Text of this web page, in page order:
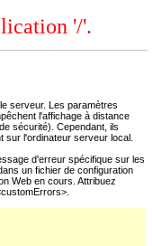
'/'.
serveur. Les paramètres
l'affichage à distance
sécurité). Cependant, ils
sur l'ordinateur serveur local.
d'erreur spécifique sur les
un fichier de configuration
Web en cours. Attribuez